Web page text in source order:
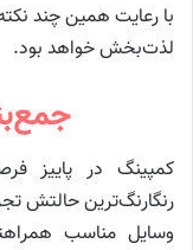
با رعایت همین چند
لذت‌بخش خواهد بود.
کمپینگ در پاییز
رنگارنگ‌ترین حالتش
وسایل مناسب